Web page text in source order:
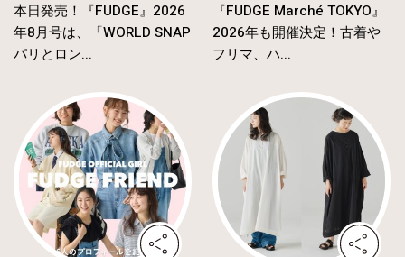
本日発売！『FUDGE』2026
年8月号は、「WORLD SNAP
パリとロン...
『FUDGE Marché TOKYO』
2026年も開催決定！古着や
フリマ、ハ...